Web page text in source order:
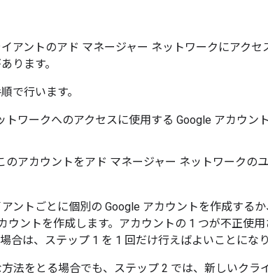
アントのアド マネージャー ネットワークにアク
ります。
で行います。
トワークへのアクセスに使用する Google アカウン
のアカウントをアド マネージャー ネットワークの
ントごとに個別の Google アカウントを作成する
ウントを作成します。アカウントの 1 つが不正使
合は、ステップ 1 を 1 回だけ行えばよいことになり
法をとる場合でも、ステップ 2 では、新しいクラ